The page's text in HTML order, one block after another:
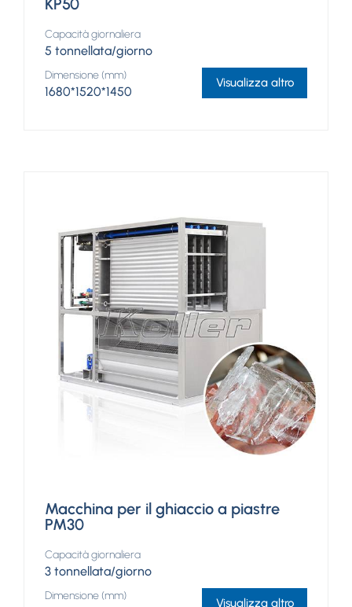
Capacità giornaliera
5 tonnellata/giorno
Dimensione (mm)
1680*1520*1450
Visualizza altro
Macchina per il ghiaccio a piastre
PM30
Capacità giornaliera
3 tonnellata/giorno
Dimensione (mm)
Visualizza altro